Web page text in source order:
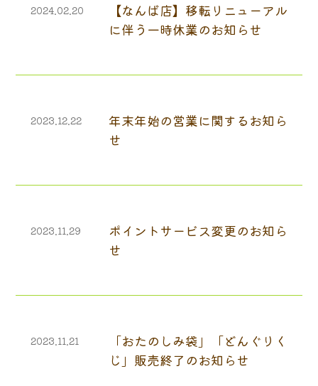
2024.02.20
【なんば店】移転リニューアル
に伴う一時休業のお知らせ
2023.12.22
年末年始の営業に関するお知ら
せ
2023.11.29
ポイントサービス変更のお知ら
せ
2023.11.21
「おたのしみ袋」「どんぐりく
じ」販売終了のお知らせ